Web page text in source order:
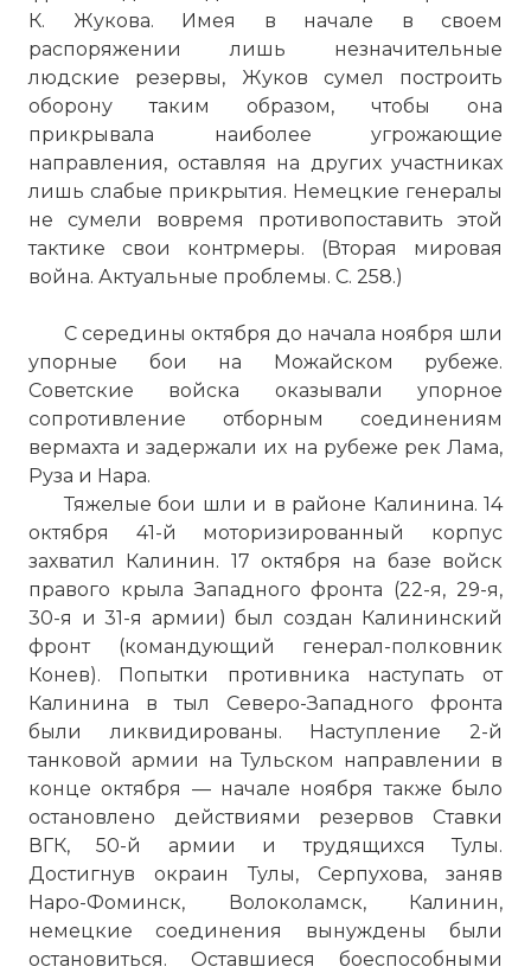
К. Жукова. Имея в начале в своем
распоряжении лишь незначительные
людские резервы, Жуков сумел построить
оборону таким образом, чтобы она
прикрывала наиболее угрожающие
направления, оставляя на других участниках
лишь слабые прикрытия. Немецкие генералы
не сумели вовремя противопоставить этой
тактике свои контрмеры. (Вторая мировая
война. Актуальные проблемы. С. 258.)
С середины октября до начала ноября шли
упорные бои на Можайском рубеже.
Советские войска оказывали упорное
сопротивление отборным соединениям
вермахта и задержали их на рубеже рек Лама,
Руза и Нара.
Тяжелые бои шли и в районе Калинина. 14
октября 41-й моторизированный корпус
захватил Калинин. 17 октября на базе войск
правого крыла Западного фронта (22-я, 29-я,
30-я и 31-я армии) был создан Калининский
фронт (командующий генерал-полковник
Конев). Попытки противника наступать от
Калинина в тыл Северо-Западного фронта
были ликвидированы. Наступление 2-й
танковой армии на Тульском направлении в
конце октября — начале ноября также было
остановлено действиями резервов Ставки
ВГК, 50-й армии и трудящихся Тулы.
Достигнув окраин Тулы, Серпухова, заняв
Наро-Фоминск, Волоколамск, Калинин,
немецкие соединения вынуждены были
остановиться. Оставшиеся боеспособными